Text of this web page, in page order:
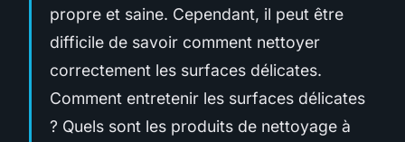
propre et saine. Cependant, il peut être
difficile de savoir comment nettoyer
correctement les surfaces délicates.
Comment entretenir les surfaces délicates
? Quels sont les produits de nettoyage à